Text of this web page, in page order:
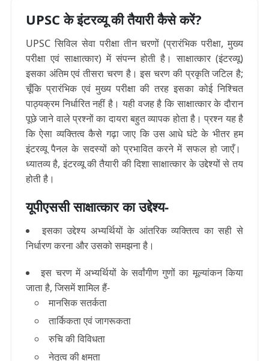
UPSC के इंटरव्यू की तैयारी कैसे करें?
UPSC सिविल सेवा परीक्षा तीन चरणों (प्रारंभिक परीक्षा, मुख्य
परीक्षा एवं साक्षात्कार) में संपन्न होती है। साक्षात्कार (इंटरव्यू)
इसका अंतिम एवं तीसरा चरण है। इस चरण की प्रकृति जटिल है;
चूँकि प्रारंभिक एवं मुख्य परीक्षा की तरह इसका कोई निश्चित
पाठ्यक्रम निर्धारित नहींहै। यही वजह है कि साक्षात्कार के दौरान
पूछे जाने वाले प्रश्नों का दायरा बहुत व्यापक होता है। प्रश्न यह है
कि ऐसा व्यक्तित्व कैसे गढ़ा जाए कि उस आधे घंटे के भीतर हम
इंटरव्यू पैनल के सदस्यों को प्रभावित करने में सफल हो जाएँ।
ध्यातव्य है, इंटरव्यू की तैयारी की दिशा साक्षात्कार के उद्देश्यों से तय
होती है।
यूपीएससी साक्षात्कार का उद्देश्य-
इसका उद्देश्य अभ्यर्थियों के आंतरिक व्यक्तित्व का सही से
निर्धारण करना और उसको समझना है।
इस चरण में अभ्यर्थियों के सर्वांगीण गुणों का मूल्यांकन किया
जाता है, जिसमें शामिल हैं-
मानसिक सतर्कता
तार्किकता एवं जागरूकता
रुचि की विविधता
नेतृत्व की क्षमता